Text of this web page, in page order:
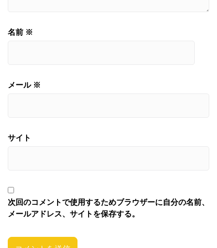
名前 ※
メール ※
サイト
次回のコメントで使用するためブラウザーに自分の名前、
メールアドレス、サイトを保存する。